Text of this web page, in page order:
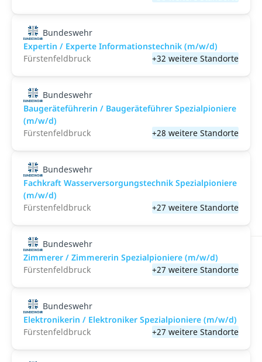
Bundeswehr
Expertin / Experte Informationstechnik (m/w/d)
Fürstenfeldbruck
+32 weitere Standorte
Bundeswehr
Baugeräteführerin / Baugeräteführer Spezialpioniere
(m/w/d)
Fürstenfeldbruck
+28 weitere Standorte
Bundeswehr
Fachkraft Wasserversorgungstechnik Spezialpioniere
(m/w/d)
Fürstenfeldbruck
+27 weitere Standorte
Bundeswehr
Zimmerer / Zimmererin Spezialpioniere (m/w/d)
Fürstenfeldbruck
+27 weitere Standorte
Bundeswehr
Elektronikerin / Elektroniker Spezialpioniere (m/w/d)
Fürstenfeldbruck
+27 weitere Standorte